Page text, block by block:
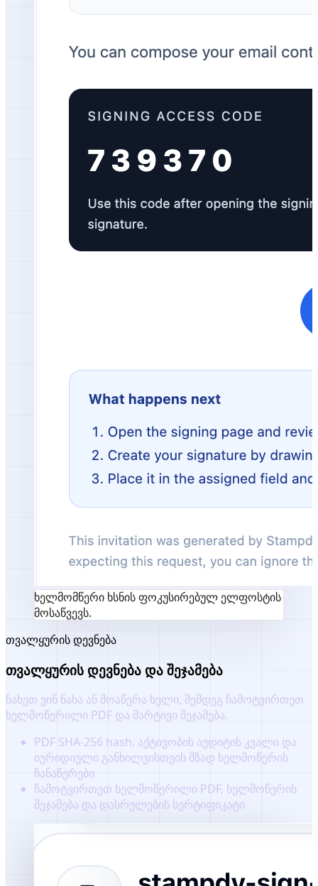
ხელმომწერი ხსნის ფოკუსირებულ ელფოსტის
მოსაწვევს.
თვალყურის დევნება
თვალყურის დევნება და შეჯამება
ნახეთ ვინ ნახა ან მოაწერა ხელი, შემდეგ ჩამოტვირთეთ
ხელმოწერილი PDF და მარტივი შეჯამება.
PDF SHA-256 hash, აქტივობის აუდიტის კვალი და
იურიდიული განხილვისთვის მზად ხელმოწერის
ჩანაწერები
ჩამოტვირთეთ ხელმოწერილი PDF, ხელმოწერის
შეჯამება და დასრულების სერტიფიკატი